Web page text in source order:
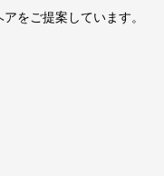
をご提案しています。